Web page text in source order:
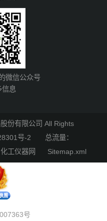
微信公众号
信息
份有限公司 All Rights
号-2
总流量：
化工仪器网 Sitemap.xml
号